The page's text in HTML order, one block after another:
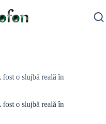
o slujbă reală în
o slujbă reală în